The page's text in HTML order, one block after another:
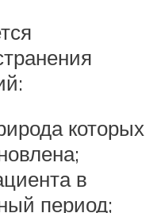
которых
в
период;